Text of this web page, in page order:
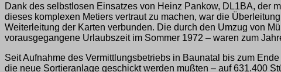
Dank des selbstlosen Einsatzes von Heinz Pankow, DL1BA, der
dieses komplexen Metiers vertraut zu machen, war die
Weiterleitung der Karten verbunden. Die durch den Umzug von
vorausgegangene Urlaubszeit im Sommer 1972 – waren zum
Seit Aufnahme des Vermittlungsbetriebs in Baunatal bis zum
die neue Sortieranlage geschickt werden mußten – auf 631.400